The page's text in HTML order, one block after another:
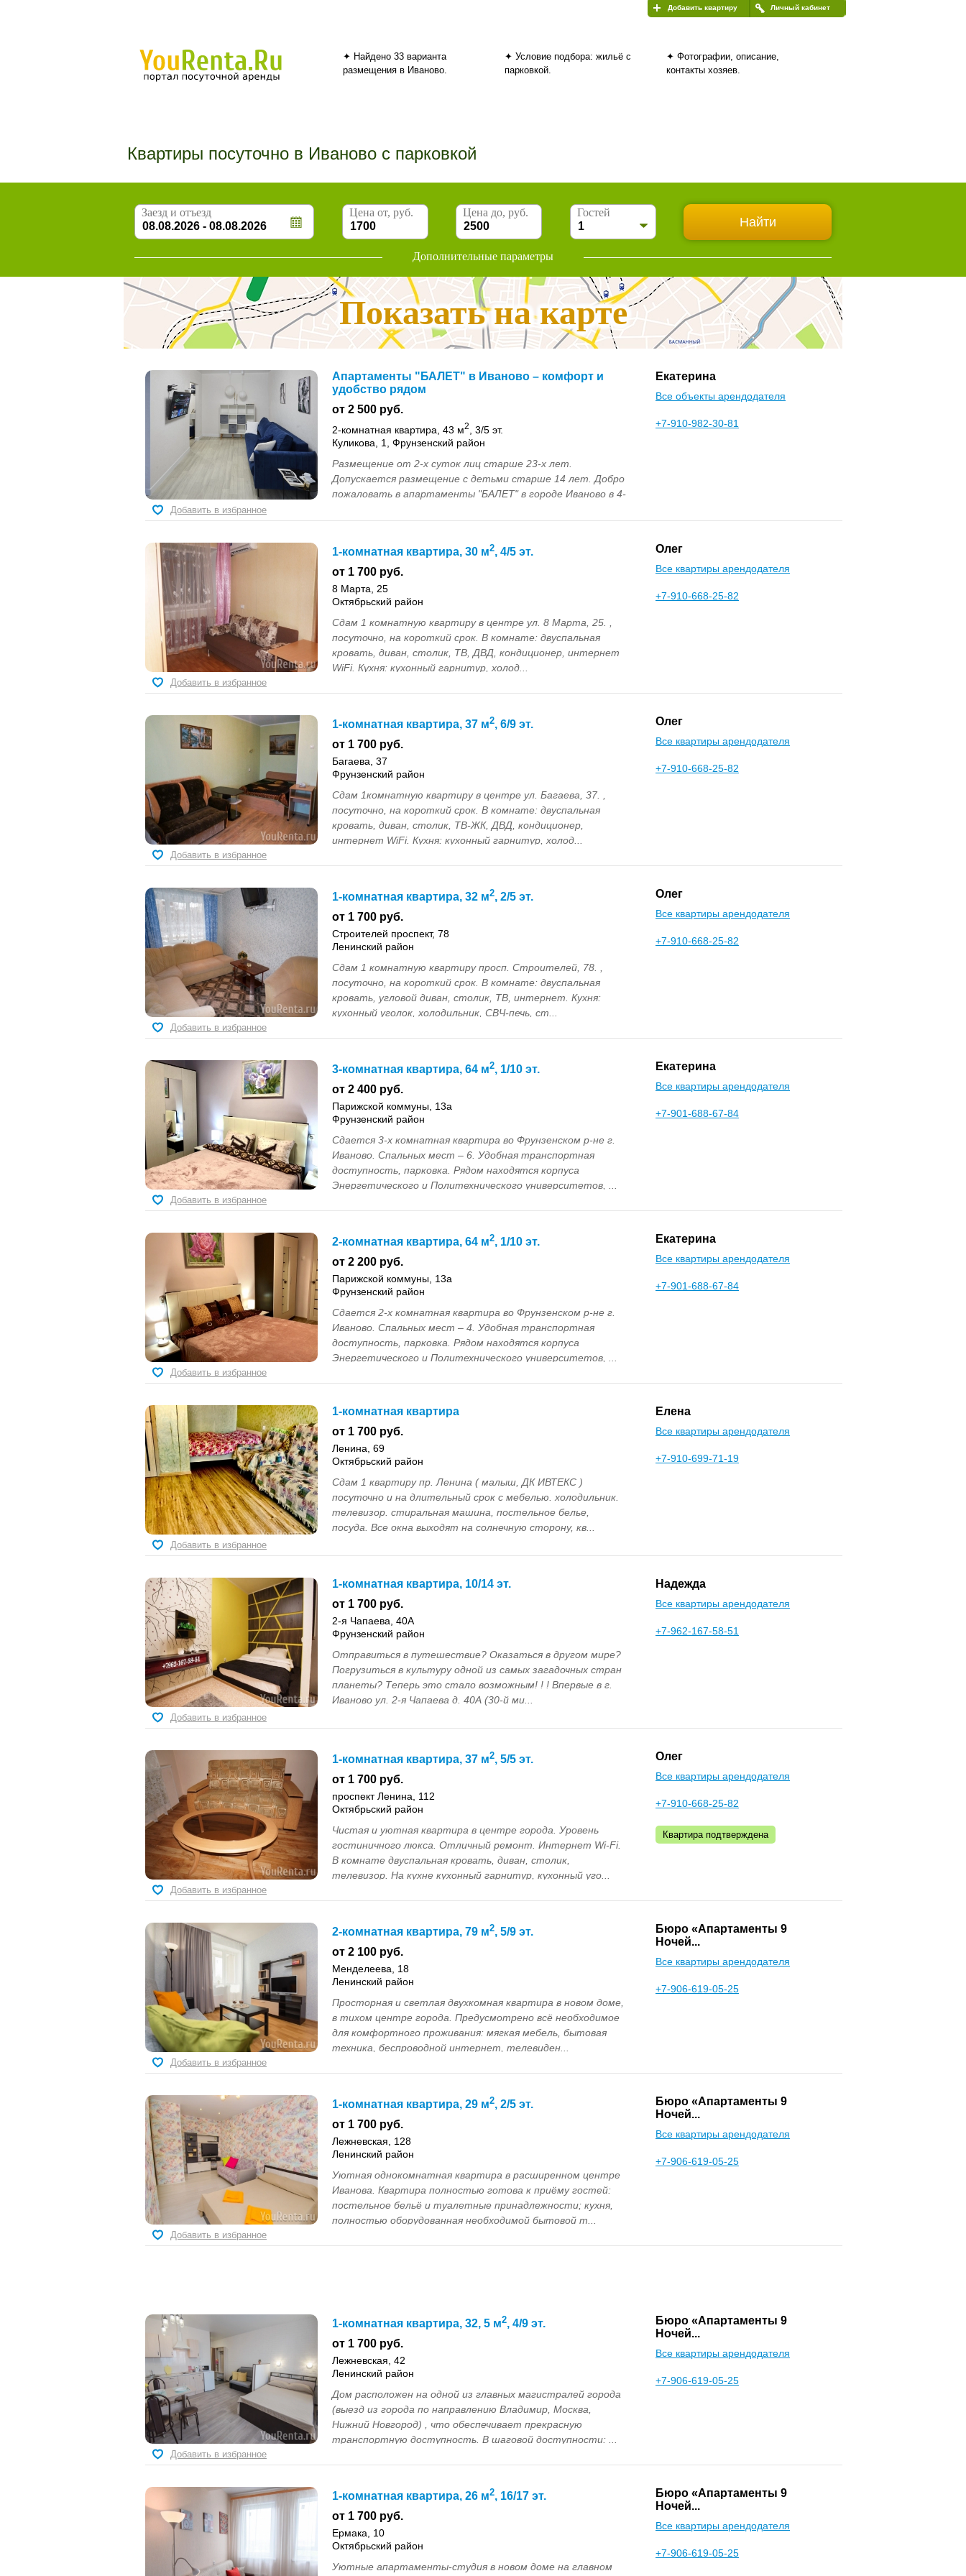
Личный кабинет
Добавить квартиру
✦ Найдено 33 варианта
размещения в Иваново.
✦ Условие подбора: жильё с
парковкой.
✦ Фотографии, описание,
контакты хозяев.
Квартиры посуточно в Иваново с парковкой
Заезд и отъезд Цена от, руб. Цена до, руб. Гостей
Дополнительные параметры
Показать на карте
Апартаменты "БАЛЕТ" в Иваново – комфорт и
удобство рядом
от 2 500 руб.
2-комнатная квартира, 43 м2
, 3/5 эт.
Куликова, 1, Фрунзенский район
Размещение от 2-х суток лиц старше 23-х лет.
Допускается размещение с детьми старше 14 лет. Добpo
пожaловать в aпартаменты "БАЛЕТ" в городе Иваново в 4-
Екатерина
Все объекты арендодателя
+7-910-982-30-81
Добавить в избранное
1-комнатная квартира, 30 м2, 4/5 эт.
от 1 700 руб.
8 Марта, 25
Октябрьский район
Сдам 1 комнатную квартиру в центре ул. 8 Марта, 25. ,
посуточно, на короткий срок. В комнате: двуспальная
кровать, диван, столик, ТВ, ДВД, кондиционер, интернет
WiFi. Кухня: кухонный гарнитур, холод...
Олег
Все квартиры арендодателя
+7-910-668-25-82
Добавить в избранное
1-комнатная квартира, 37 м2, 6/9 эт.
от 1 700 руб.
Багаева, 37
Фрунзенский район
Сдам 1комнатную квартиру в центре ул. Багаева, 37. ,
посуточно, на короткий срок. В комнате: двуспальная
кровать, диван, столик, ТВ-ЖК, ДВД, кондиционер,
интернет WiFi. Кухня: кухонный гарнитур, холод...
Олег
Все квартиры арендодателя
+7-910-668-25-82
Добавить в избранное
1-комнатная квартира, 32 м2, 2/5 эт.
от 1 700 руб.
Строителей проспект, 78
Ленинский район
Сдам 1 комнатную квартиру просп. Строителей, 78. ,
посуточно, на короткий срок. В комнате: двуспальная
кровать, угловой диван, столик, ТВ, интернет. Кухня:
кухонный уголок, холодильник, СВЧ-печь, ст...
Олег
Все квартиры арендодателя
+7-910-668-25-82
Добавить в избранное
3-комнатная квартира, 64 м2, 1/10 эт.
от 2 400 руб.
Парижской коммуны, 13а
Фрунзенский район
Сдается 3-х комнатная квартира во Фрунзенском р-не г.
Иваново. Спальных мест – 6. Удобная транспортная
доступность, парковка. Рядом находятся корпуса
Энергетического и Политехнического университетов, ...
Екатерина
Все квартиры арендодателя
+7-901-688-67-84
Добавить в избранное
2-комнатная квартира, 64 м2, 1/10 эт.
от 2 200 руб.
Парижской коммуны, 13а
Фрунзенский район
Сдается 2-х комнатная квартира во Фрунзенском р-не г.
Иваново. Спальных мест – 4. Удобная транспортная
доступность, парковка. Рядом находятся корпуса
Энергетического и Политехнического университетов, ...
Екатерина
Все квартиры арендодателя
+7-901-688-67-84
Добавить в избранное
1-комнатная квартира
от 1 700 руб.
Ленина, 69
Октябрьский район
Сдам 1 квартиру пр. Ленина ( малыш, ДК ИВТЕКС )
посуточно и на длительный срок с мебелью. холодильник.
телевизор. стиральная машина, постельное белье,
посуда. Все окна выходят на солнечную сторону, кв...
Елена
Все квартиры арендодателя
+7-910-699-71-19
Добавить в избранное
1-комнатная квартира, 10/14 эт.
от 1 700 руб.
2-я Чапаева, 40А
Фрунзенский район
Отправиться в путешествие? Оказаться в другом мире?
Погрузиться в культуру одной из самых загадочных стран
планеты? Теперь это стало возможным! ! ! Впервые в г.
Иваново ул. 2-я Чапаева д. 40А (30-й ми...
Надежда
Все квартиры арендодателя
+7-962-167-58-51
Добавить в избранное
1-комнатная квартира, 37 м2, 5/5 эт.
от 1 700 руб.
проспект Ленина, 112
Октябрьский район
Чистая и уютная квартира в центре города. Уровень
гостиничного люкса. Отличный ремонт. Интернет Wi-Fi.
В комнате двуспальная кровать, диван, столик,
телевизор. На кухне кухонный гарнитур, кухонный уго...
Олег
Все квартиры арендодателя
+7-910-668-25-82
Квартира подтверждена
Добавить в избранное
2-комнатная квартира, 79 м2, 5/9 эт.
от 2 100 руб.
Менделеева, 18
Ленинский район
Просторная и светлая двухкомная квартира в новом доме,
в тихом центре города. Предусмотрено всё необходимое
для комфортного проживания: мягкая мебель, бытовая
техника, беспроводной интернет, телевиден...
Бюро «Апартаменты 9
Ночей...
Все квартиры арендодателя
+7-906-619-05-25
Добавить в избранное
1-комнатная квартира, 29 м2, 2/5 эт.
от 1 700 руб.
Лежневская, 128
Ленинский район
Уютная однокомнатная квартира в расширенном центре
Иванова. Квартира полностью готова к приёму гостей:
постельное бельё и туалетные принадлежности; кухня,
полностью оборудованная необходимой бытовой т...
Бюро «Апартаменты 9
Ночей...
Все квартиры арендодателя
+7-906-619-05-25
Добавить в избранное
1-комнатная квартира, 32, 5 м2, 4/9 эт.
от 1 700 руб.
Лежневская, 42
Ленинский район
Дом расположен на одной из главных магистралей города
(выезд из города по направлению Владимир, Москва,
Нижний Новгород) , что обеспечивает прекрасную
транспортную доступность. В шаговой доступности: ...
Бюро «Апартаменты 9
Ночей...
Все квартиры арендодателя
+7-906-619-05-25
Добавить в избранное
1-комнатная квартира, 26 м2, 16/17 эт.
от 1 700 руб.
Ермака, 10
Октябрьский район
Уютные апартаменты-студия в новом доме на главном
Бюро «Апартаменты 9
Ночей...
Все квартиры арендодателя
+7-906-619-05-25